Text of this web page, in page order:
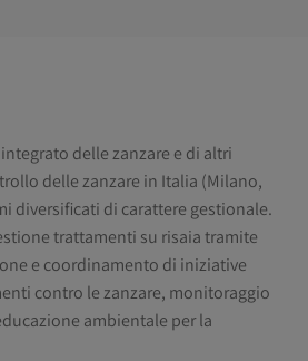
delle zanzare e di altri
delle zanzare in Italia (Milano,
diversificati di carattere gestionale.
trattamenti su risaia tramite
e coordinamento di iniziative
contro le zanzare, monitoraggio
ambientale per la